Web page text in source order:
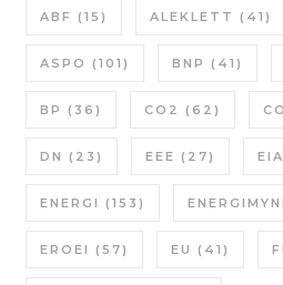
ABF (15) ALEKLETT (41)
ASPO (101) BNP (41)
BP (36) CO2 (62)
DN (23) EEE (27) EIA
ENERGI (153)
EROEI (57) EU (41)